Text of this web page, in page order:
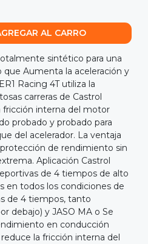
AL CARRO
sintético para una
Aumenta la aceleración y
Racing 4T utiliza la
carreras de Castrol
fricción interna del motor
probado y probado para
del acelerador. La ventaja
de rendimiento sin
Aplicación Castrol
de 4 tiempos de alto
en todos los condiciones de
de 4 tiempos, tanto
debajo) y JASO MA o Se
en conducción
la fricción interna del